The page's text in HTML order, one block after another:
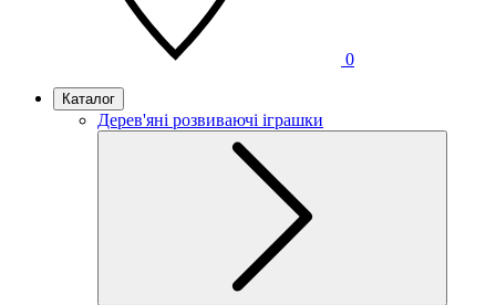
0
Каталог
Дерев'яні розвиваючі іграшки